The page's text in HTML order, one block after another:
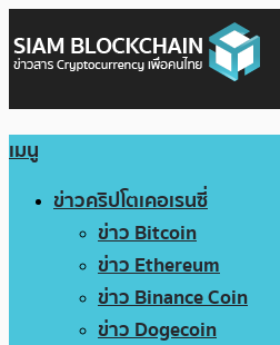
เมนู
ข่าวคริปโตเคอเรนซี่
ข่าว Bitcoin
ข่าว Ethereum
ข่าว Binance Coin
ข่าว Dogecoin